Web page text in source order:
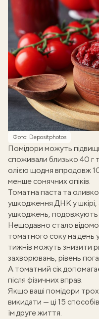
Фото: Depositphotos
Помідори можуть
споживали близько 40 г
олією щодня впродовж
менше сонячних опіків.
Томатна паста та
ушкодження ДНК у шкірі,
ушкоджень, подовжують
Нещодавно стало
томатного соку на
тижнів можуть знизити
захворювань, рівень
А томатний сік
після фізичних вправ.
Якщо ваші помідори
викидати — ці 15 способів
їм друге життя.